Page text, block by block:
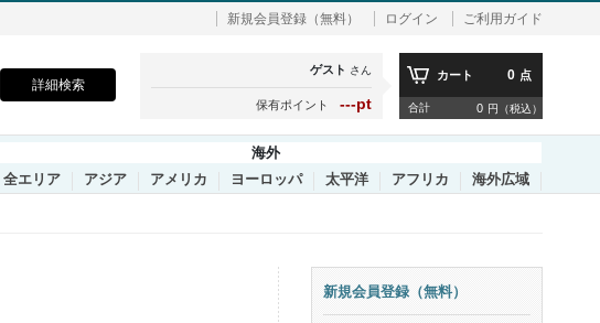
新規会員登録（無料） ログイン ご利用ガイド
詳細検索
ゲスト さん
保有ポイント ---pt
カート 0 点
合計 0 円（税込）
海外
全エリア
アジア アメリカ ヨーロッパ 太平洋 アフリカ 海外広域
新規会員登録（無料）